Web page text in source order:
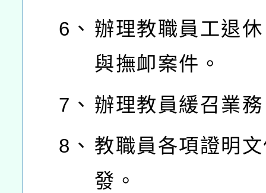
6、 辦理教職員工退
與撫卹案件。
7、 辦理教員緩召業
8、 教職員各項證明
發。